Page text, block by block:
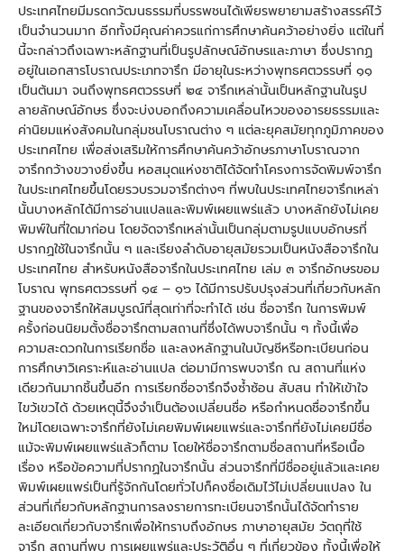
ประเทศไทยมีมรดกวัฒนธรรมที่บรรพชนได้เพียรพยายามสร้างสรรค์ไว้
เป็นจํานวนมาก อีกทั้งมีคุณค่าควรแก่การศึกษาค้นคว้าอย่างยิ่ง แต่ในที่
นี้จะกล่าวถึงเฉพาะหลักฐานที่เป็นรูปลักษณ์อักษรและภาษา ซึ่งปรากฏ
อยู่ในเอกสารโบราณประเภทจารึก มีอายุในระหว่างพุทธศตวรรษที่ ๑๑
เป็นต้นมา จนถึงพุทธศตวรรษที่ ๒๔ จารึกเหล่านั้นเป็นหลักฐานในรูป
ลายลักษณ์อักษร ซึ่งจะบ่งบอกถึงความเคลื่อนไหวของอารยธรรมและ
ค่านิยมแห่งสังคมในกลุ่มชนโบราณต่าง ๆ แต่ละยุคสมัยทุกภูมิภาคของ
ประเทศไทย เพื่อส่งเสริมให้การศึกษาค้นคว้าอักษรภาษาโบราณจาก
จารึกกว้างขวางยิ่งขึ้น หอสมุดแห่งชาติได้จัดทําโครงการจัดพิมพ์จารึก
ในประเทศไทยขึ้นโดยรวบรวมจารึกต่างๆ ที่พบในประเทศไทยจารึกเหล่า
นั้นบางหลักได้มีการอ่านแปลและพิมพ์เผยแพร่แล้ว บางหลักยังไม่เคย
พิมพ์ในที่ใดมาก่อน โดยจัดจารึกเหล่านั้นเป็นกลุ่มตามรูปแบบอักษรที่
ปรากฏใช้ในจารึกนั้น ๆ และเรียงลำดับอายุสมัยรวมเป็นหนังสือจารึกใน
ประเทศไทย สำหรับหนังสือจารึกในประเทศไทย เล่ม ๓ จารึกอักษรขอม
โบราณ พุทธศตวรรษที่ ๑๔ – ๑๖ ได้มีการปรับปรุงส่วนที่เกี่ยวกับหลัก
ฐานของจารึกให้สมบูรณ์ที่สุดเท่าที่จะทำได้ เช่น ชื่อจารึก ในการพิมพ์
ครั้งก่อนนิยมตั้งชื่อจารึกตามสถานที่ซึ่งได้พบจารึกนั้น ๆ ทั้งนี้เพื่อ
ความสะดวกในการเรียกชื่อ และลงหลักฐานในบัญชีหรือทะเบียนก่อน
การศึกษาวิเคราะห์และอ่านแปล ต่อมามีการพบจารึก ณ สถานที่แห่ง
เดียวกันมากชิ้นขึ้นอีก การเรียกชื่อจารึกจึงซ้ำซ้อน สับสน ทำให้เข้าใจ
ไขว้เขวได้ ด้วยเหตุนี้จึงจำเป็นต้องเปลี่ยนชื่อ หรือกำหนดชื่อจารึกขึ้น
ใหม่โดยเฉพาะจารึกที่ยังไม่เคยพิมพ์เผยแพร่และจารึกที่ยังไม่เคยมีชื่อ
แม้จะพิมพ์เผยแพร่แล้วก็ตาม โดยให้ชื่อจารึกตามชื่อสถานที่หรือเนื้อ
เรื่อง หรือข้อความที่ปรากฏในจารึกนั้น ส่วนจารึกที่มีชื่ออยู่แล้วและเคย
พิมพ์เผยแพร่เป็นที่รู้จักกันโดยทั่วไปก็คงชื่อเดิมไว้ไม่เปลี่ยนแปลง ใน
ส่วนที่เกี่ยวกับหลักฐานการลงรายการทะเบียนจารึกนั้นได้จัดทำราย
ละเอียดเกี่ยวกับจารึกเพื่อให้ทราบถึงอักษร ภาษาอายุสมัย วัตถุที่ใช้
จารึก สถานที่พบ การเผยแพร่และประวัติอื่น ๆ ที่เกี่ยวข้อง ทั้งนี้เพื่อให้